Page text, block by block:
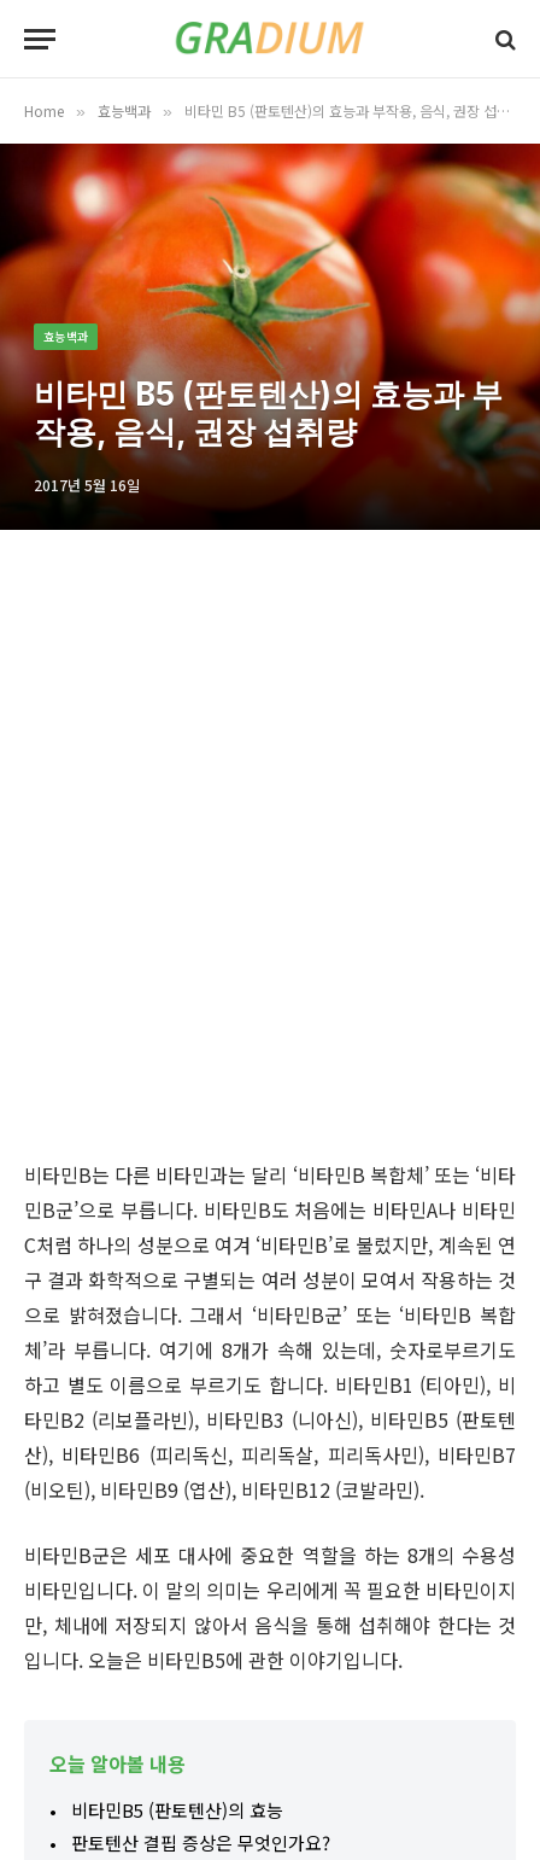
Home » 효능백과 » 비타민 B5 (판토텐산)의 효능과 부작용, 음식, 권장 섭취량
효능백과
비타민 B5 (판토텐산)의 효능과 부
작용, 음식, 권장 섭취량
2017년 5월 16일
비타민B는 다른 비타민과는 달리 ‘비타민B 복합체’ 또는 ‘비타
민B군’으로 부릅니다. 비타민B도 처음에는 비타민A나 비타민
C처럼 하나의 성분으로 여겨 ‘비타민B’로 불렀지만, 계속된 연
구 결과 화학적으로 구별되는 여러 성분이 모여서 작용하는 것
으로 밝혀졌습니다. 그래서 ‘비타민B군’ 또는 ‘비타민B 복합
체’라 부릅니다. 여기에 8개가 속해 있는데, 숫자로부르기도
하고 별도 이름으로 부르기도 합니다. 비타민B1 (티아민), 비
타민B2 (리보플라빈), 비타민B3 (니아신), 비타민B5 (판토텐
산), 비타민B6 (피리독신, 피리독살, 피리독사민), 비타민B7
(비오틴), 비타민B9 (엽산), 비타민B12 (코발라민).
비타민B군은 세포 대사에 중요한 역할을 하는 8개의 수용성
비타민입니다. 이 말의 의미는 우리에게 꼭 필요한 비타민이지
만, 체내에 저장되지 않아서 음식을 통해 섭취해야 한다는 것
입니다. 오늘은 비타민B5에 관한 이야기입니다.
오늘 알아볼 내용
비타민B5 (판토텐산)의 효능
판토텐산 결핍 증상은 무엇인가요?